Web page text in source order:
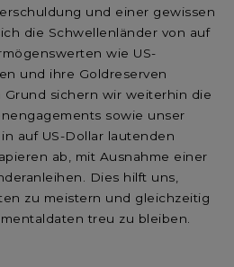
und einer gewissen
die Schwellenländer von auf
wie US-
und ihre Goldreserven
Grund sichern wir weiterhin die
sowie unser
auf US-Dollar lautenden
ab, mit Ausnahme einer
Dies hilft uns,
zu meistern und gleichzeitig
treu zu bleiben.